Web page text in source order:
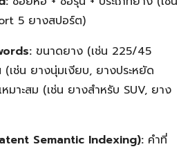
5 ยางสปอร์ต)
ขนาดยาง (เช่น 225/45
เช่น ยางนุ่มเงียบ, ยางประหยัด
หมาะสม (เช่น ยางสำหรับ SUV, ยาง
Semantic Indexing): คำที่